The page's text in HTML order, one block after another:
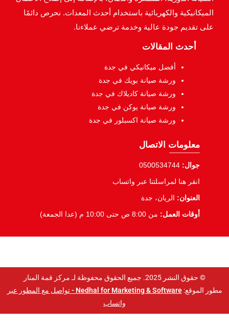
الميكانيكية والكهربائية باستخدام أحدث المعدات. نحرص دائمًا
على تقديم جودة عالية وخدمة ترضي عملاءنا.
أحدث المقالات
أفضل ميكانيكي في جدة
ورشة صيانة بويك في جدة
ورشة صيانة كاديلاك في جدة
ورشة صيانة يوكن في جدة
ورشة صيانة اكسبلور في جدة
معلومات الاتصال
جوال: 0500534744
انقر هنا لمراسلتنا عبر واتساب
العنوان: الريان، جدة
أوقات العمل: من 8:00 ص حتى 10:00 م (عدا الجمعة)
© حقوق النشر 2025. جميع الحقوق محفوظة لـ مركز قمة المنار
مطور الموقع:Nedhal for Marketing & Software -
تواصل مع المطور عبر
واتساب